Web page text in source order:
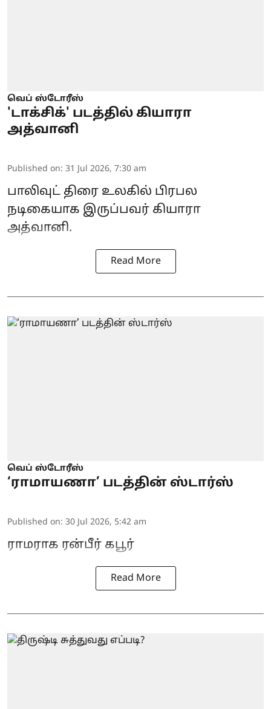
வெப் ஸ்டோரீஸ்
'டாக்சிக்' படத்தில் கியாரா
அத்வானி
Published on: 31 Jul 2026, 7:30 am
பாலிவுட் திரை உலகில் பிரபல
நடிகையாக இருப்பவர் கியாரா
அத்வானி.
Read More
வெப் ஸ்டோரீஸ்
‘ராமாயணா’ படத்தின் ஸ்டார்ஸ்
Published on: 30 Jul 2026, 5:42 am
ராமராக ரன்பீர் கபூர்
Read More